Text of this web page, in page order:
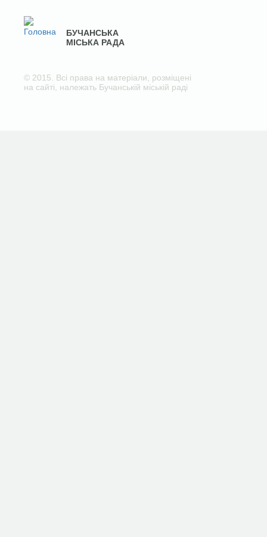
БУЧАНСЬКА
МІСЬКА РАДА
© 2015. Всі права на матеріали, розміщені
на сайті, належать Бучанській міській раді